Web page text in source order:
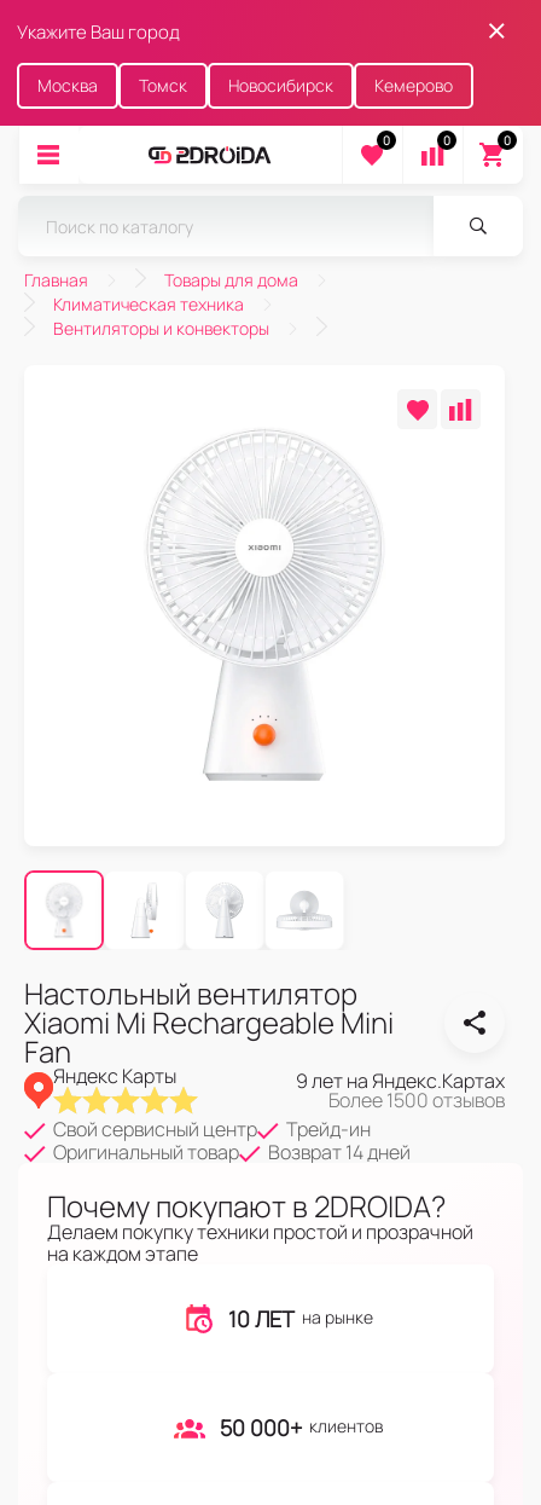
Укажите Ваш город
Москва Томск Новосибирск Кемерово
0 0 0
Главная
Товары для дома
Климатическая техника
Вентиляторы и конвекторы
Настольный вентилятор
Xiaomi Mi Rechargeable Mini
Fan
Яндекс Карты 9 лет на Яндекс.Картах
Более 1500 отзывов
Свой сервисный центр
Трейд-ин
Оригинальный товар
Возврат 14 дней
Почему покупают в 2DROIDA?
Делаем покупку техники простой и прозрачной
на каждом этапе
10 ЛЕТ на рынке
50 000+ клиентов